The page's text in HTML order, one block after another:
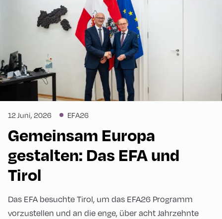
12 Juni, 2026 EFA26
Gemeinsam Europa
gestalten: Das EFA und
Tirol
Das EFA besuchte Tirol, um das EFA26 Programm
vorzustellen und an die enge, über acht Jahrzehnte